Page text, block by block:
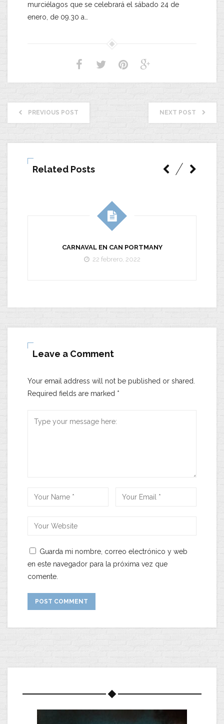
murciélagos que se celebrará el sábado 24 de
enero, de 09.30 a…
PREVIOUS POST NEXT POST
Related Posts
CARNAVAL EN CAN PORTMANY
22 febrero, 2022
Leave a Comment
Your email address will not be published or shared.
Required fields are marked *
Guarda mi nombre, correo electrónico y web
en este navegador para la próxima vez que
comente.